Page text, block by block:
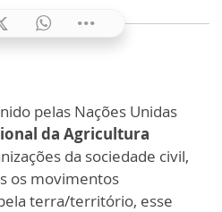
pelas Nações Unidas
da Agricultura
da sociedade civil,
os movimentos
terra/território, esse